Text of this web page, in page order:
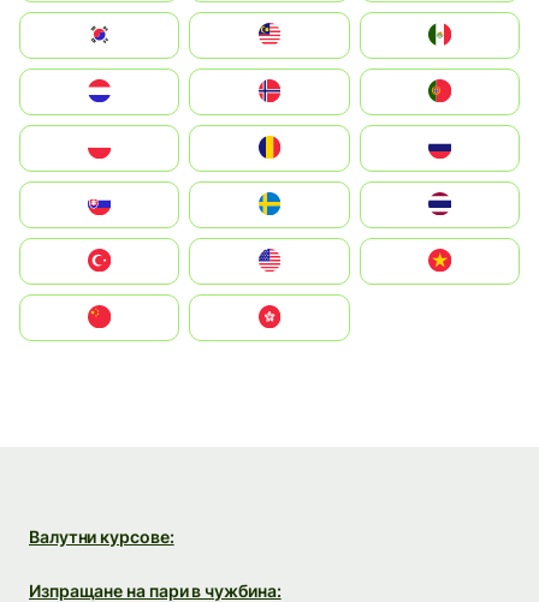
South Korea
United States
中國香港特別行政區
Валутни курсове:
Изпращане на пари в чужбина: